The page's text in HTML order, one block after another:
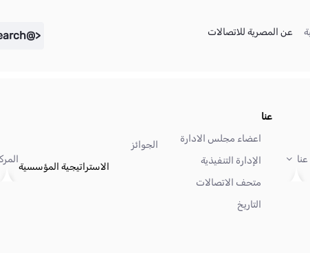
(current) عن المصرية للاتصالات <@liferay.language key="search" />
عنا
عنا
اعضاء مجلس الادارة
الإدارة التنفيذية
متحف الاتصالات
التاريخ
الجوائز
الاستراتيجية المؤسسية